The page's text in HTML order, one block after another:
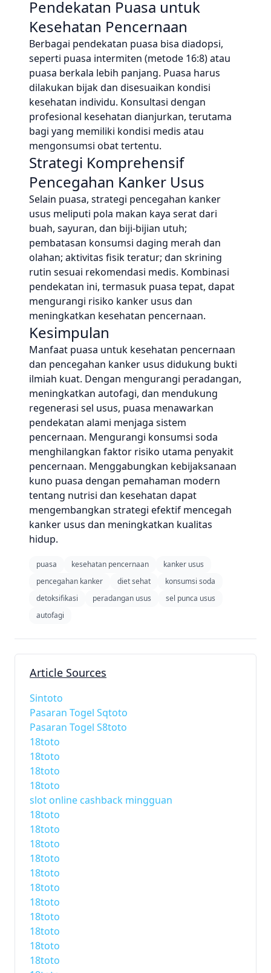
Pendekatan Puasa untuk
Kesehatan Pencernaan
Berbagai pendekatan puasa bisa diadopsi,
seperti puasa intermiten (metode 16:8) atau
puasa berkala lebih panjang. Puasa harus
dilakukan bijak dan disesuaikan kondisi
kesehatan individu. Konsultasi dengan
profesional kesehatan dianjurkan, terutama
bagi yang memiliki kondisi medis atau
mengonsumsi obat tertentu.
Strategi Komprehensif
Pencegahan Kanker Usus
Selain puasa, strategi pencegahan kanker
usus meliputi pola makan kaya serat dari
buah, sayuran, dan biji-bijian utuh;
pembatasan konsumsi daging merah dan
olahan; aktivitas fisik teratur; dan skrining
rutin sesuai rekomendasi medis. Kombinasi
pendekatan ini, termasuk puasa tepat, dapat
mengurangi risiko kanker usus dan
meningkatkan kesehatan pencernaan.
Kesimpulan
Manfaat puasa untuk kesehatan pencernaan
dan pencegahan kanker usus didukung bukti
ilmiah kuat. Dengan mengurangi peradangan,
meningkatkan autofagi, dan mendukung
regenerasi sel usus, puasa menawarkan
pendekatan alami menjaga sistem
pencernaan. Mengurangi konsumsi soda
menghilangkan faktor risiko utama penyakit
pencernaan. Menggabungkan kebijaksanaan
kuno puasa dengan pemahaman modern
tentang nutrisi dan kesehatan dapat
mengembangkan strategi efektif mencegah
kanker usus dan meningkatkan kualitas
hidup.
puasa kesehatan pencernaan
kanker usus
pencegahan kanker
diet sehat
konsumsi soda
detoksifikasi
peradangan usus
sel punca usus
autofagi
Article Sources
Sintoto
Pasaran Togel Sqtoto
Pasaran Togel S8toto
18toto
18toto
18toto
18toto
slot online cashback mingguan
18toto
18toto
18toto
18toto
18toto
18toto
18toto
18toto
18toto
18toto
18toto